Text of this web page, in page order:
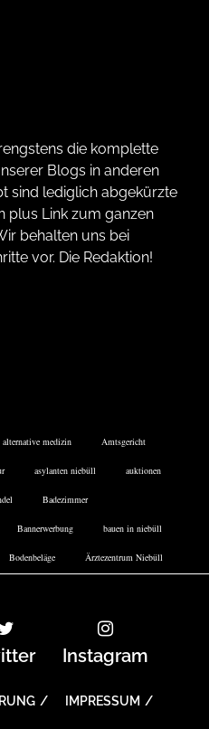
die komplette
Blogs in anderen
sind lediglich abgekürzte
plus Link zum ganzen
behalten uns bei
vor. Die Redaktion!
alternative medizin Amtsgericht
asylanten niebüll auktionen
Badezimmer
Bannerwerbung bauen in niebüll
Bodenbeläge Ärztezentrum Niebüll
Instagram
IMPRESSUM